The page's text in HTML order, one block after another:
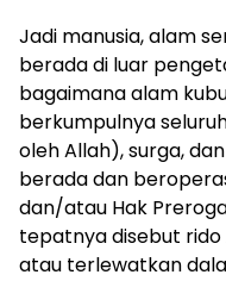
Jadi manusia, alam
berada di luar
bagaimana alam
berkumpulnya
oleh Allah), surga,
berada dan
dan/atau Hak
tepatnya disebut rido
atau terlewatkan